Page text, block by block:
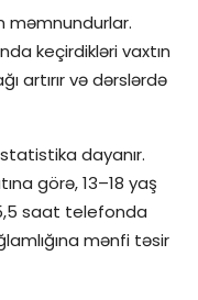
məmnundurlar.
keçirdikləri vaxtın
artırır və dərslərdə
dayanır.
görə, 13–18 yaş
saat telefonda
mənfi təsir